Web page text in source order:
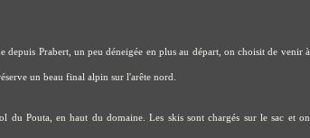
depuis Prabert, un peu déneigée en plus au départ, on choisit de venir à
un beau final alpin sur l'arête nord.
du Pouta, en haut du domaine. Les skis sont chargés sur le sac et on